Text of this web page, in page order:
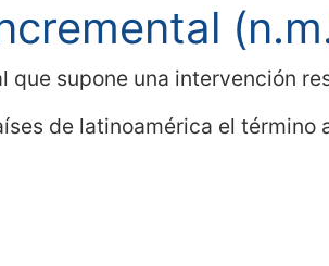
que supone una intervención
de latinoamérica el término